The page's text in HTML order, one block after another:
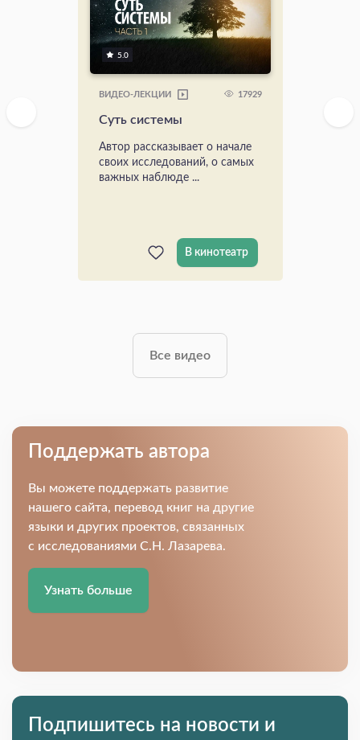
5.0
ВИДЕО-ЛЕКЦИИ 17929
Суть системы
Автор рассказывает о начале
своих исследований, о самых
важных наблюде ...
В кинотеатр
Все видео
Поддержать автора
Вы можете поддержать развитие
нашего сайта, перевод книг на другие
языки и других проектов, связанных
с исследованиями С.Н. Лазарева.
Узнать больше
Подпишитесь на новости и